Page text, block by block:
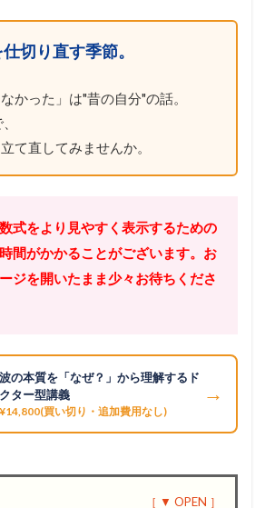
切り直す季節。
かった」は"昔の自分"の話。
て直してみませんか。
式をより見やすく表示するための
間がかかることがございます。お
ジを開いたまま少々お待ちくださ
波の本質を「なぜ？」から理解するド
クター型講義
¥14,800(買い切り・追加費用なし)
→